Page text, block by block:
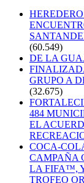
(60.549)
DE LA
GRUPO A
(32.675)
484
EL
COCA-
CAMPAÑA
LA FIFA™,
TROFEO